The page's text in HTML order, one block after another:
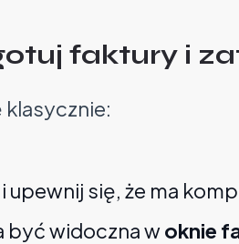
faktury i
klasycznie:
upewnij się, że ma
być widoczna woknie